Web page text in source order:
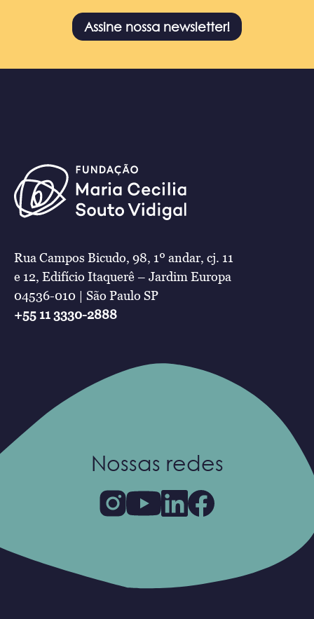
Assine nossa newsletter!
Rua Campos Bicudo, 98, 1º andar, cj. 11
e 12, Edifício Itaquerê – Jardim Europa
04536-010 | São Paulo SP
+55 11 3330-2888
Nossas redes